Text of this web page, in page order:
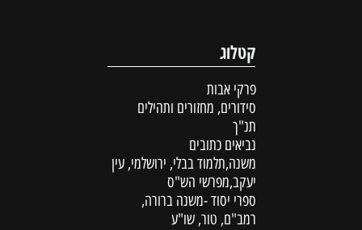
קטלוג
פרקי אבות
סידורים, מחזורים ותהילים
תנ"ך
נביאים כתובים
משנה,תלמוד בבלי, ירושלמי, עין
יעקב,מפרשי הש"ס
ספרי יסוד -משנה ברורה,
רמב"ם, טור, שו"ע